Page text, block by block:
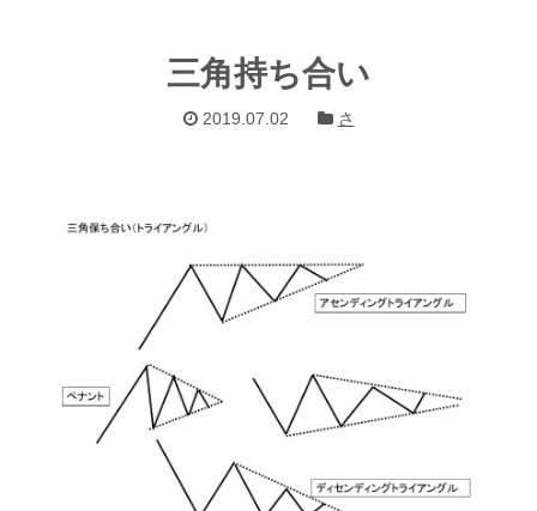
三角持ち合い
2019.07.02 さ